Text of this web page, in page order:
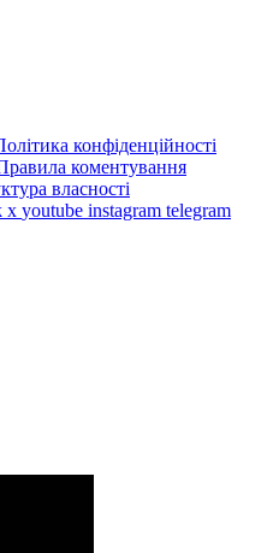
конфіденційності
коментування
власності
x youtube instagram telegram